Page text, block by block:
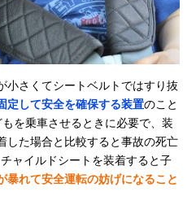
小さくてシートベルトではすり抜
定して安全を確保する装置のこと
を乗車させるときに必要で、装
した場合と比較すると事故の死亡
ャイルドシートを装着すると子
暴れて安全運転の妨げになること